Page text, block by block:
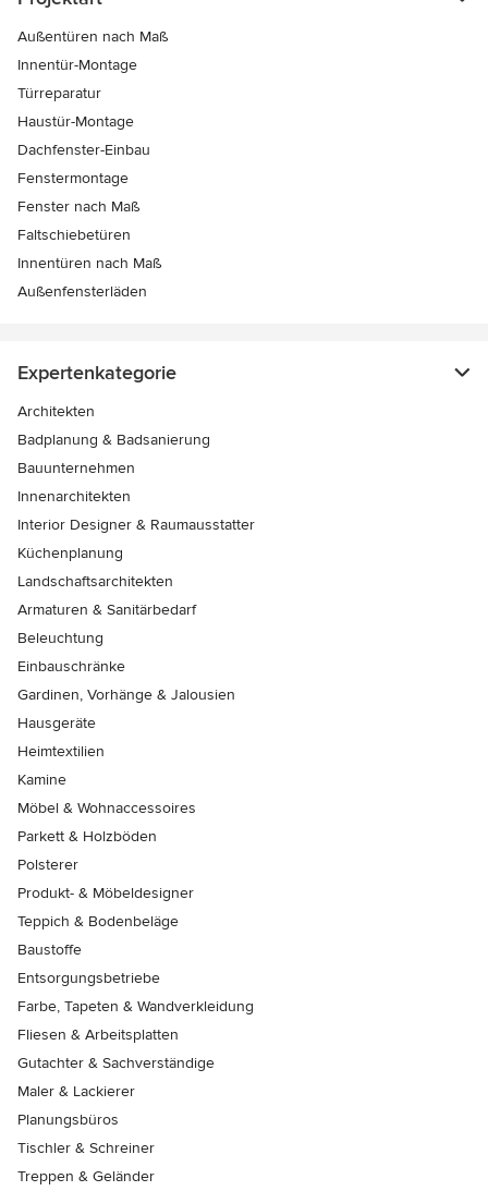
Außentüren nach Maß
Innentür-Montage
Türreparatur
Haustür-Montage
Dachfenster-Einbau
Fenstermontage
Fenster nach Maß
Faltschiebetüren
Innentüren nach Maß
Außenfensterläden
Expertenkategorie
Architekten
Badplanung & Badsanierung
Bauunternehmen
Innenarchitekten
Interior Designer & Raumausstatter
Küchenplanung
Landschaftsarchitekten
Armaturen & Sanitärbedarf
Beleuchtung
Einbauschränke
Gardinen, Vorhänge & Jalousien
Hausgeräte
Heimtextilien
Kamine
Möbel & Wohnaccessoires
Parkett & Holzböden
Polsterer
Produkt- & Möbeldesigner
Teppich & Bodenbeläge
Baustoffe
Entsorgungsbetriebe
Farbe, Tapeten & Wandverkleidung
Fliesen & Arbeitsplatten
Gutachter & Sachverständige
Maler & Lackierer
Planungsbüros
Tischler & Schreiner
Treppen & Geländer